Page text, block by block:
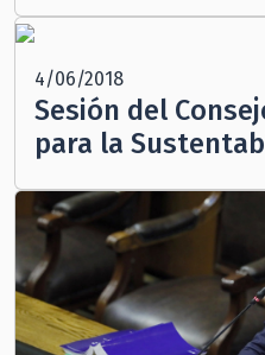
4/06/2018
Sesión del
para la